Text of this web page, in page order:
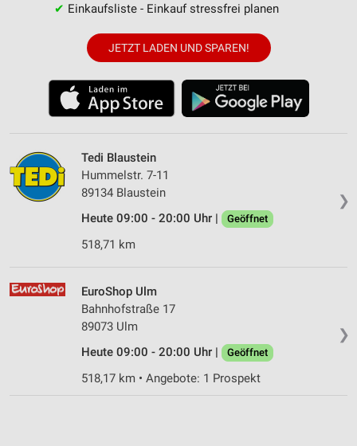
✔ Einkaufsliste - Einkauf stressfrei planen
JETZT LADEN UND SPAREN!
❯
Tedi Blaustein
Hummelstr. 7-11
89134 Blaustein
Heute 09:00 - 20:00 Uhr |
Geöffnet
518,71 km
❯
EuroShop Ulm
Bahnhofstraße 17
89073 Ulm
Heute 09:00 - 20:00 Uhr |
Geöffnet
518,17 km • Angebote: 1 Prospekt